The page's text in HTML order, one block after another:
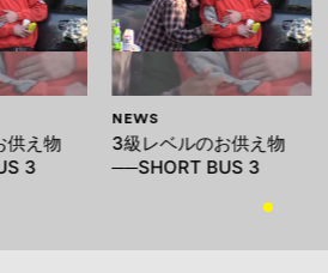
供え物
3
NEWS
3級レベルのお供え物
──SHORT BUS 3